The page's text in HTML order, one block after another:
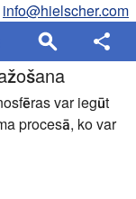
info@hielscher.com
var iegūt
procesā, ko var